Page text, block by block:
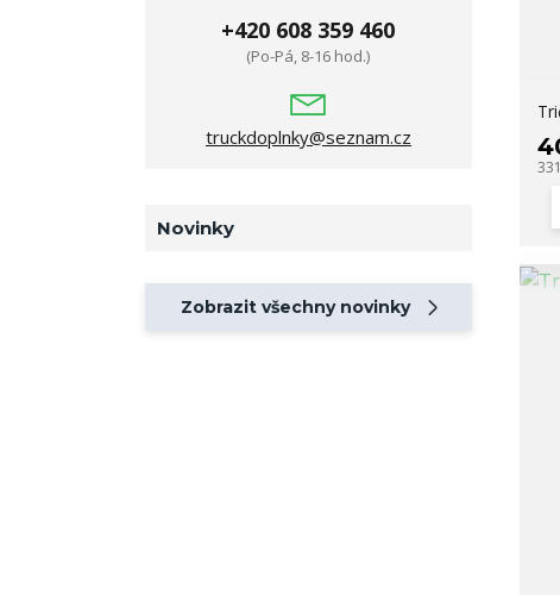
+420 608 359 460
(Po-Pá, 8-16 hod.)
truckdoplnky@seznam.cz
Novinky
Zobrazit všechny novinky